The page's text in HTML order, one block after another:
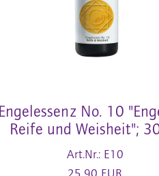
Engelessenz No. 10
Reife und Weisheit";
Art.Nr.: E10